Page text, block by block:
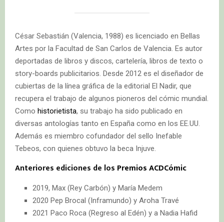
César Sebastián (Valencia, 1988) es licenciado en Bellas
Artes por la Facultad de San Carlos de Valencia. Es autor
deportadas de libros y discos, cartelería, libros de texto o
story-boards publicitarios. Desde 2012 es el diseñador de
cubiertas de la línea gráfica de la editorial El Nadir, que
recupera el trabajo de algunos pioneros del cómic mundial.
Como historietista, su trabajo ha sido publicado en
diversas antologías tanto en España como en los EE.UU.
Además es miembro cofundador del sello Inefable
Tebeos, con quienes obtuvo la beca Injuve.
Anteriores ediciones de los Premios ACDCómic
2019, Max (Rey Carbón) y María Medem
2020 Pep Brocal (Inframundo) y Aroha Travé
2021 Paco Roca (Regreso al Edén) y a Nadia Hafid